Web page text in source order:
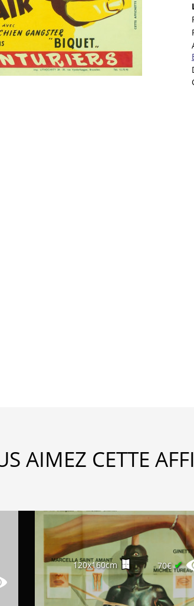
AIMEZ CETTE
120x160cm 70€✔